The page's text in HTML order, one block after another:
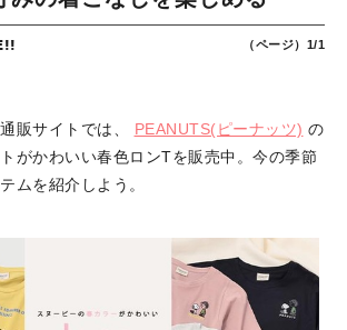
（ページ）1/1
販サイトでは、 PEANUTS(ピーナッツ) の
がかわいい春色ロンTを販売中。今の季節
ムを紹介しよう。